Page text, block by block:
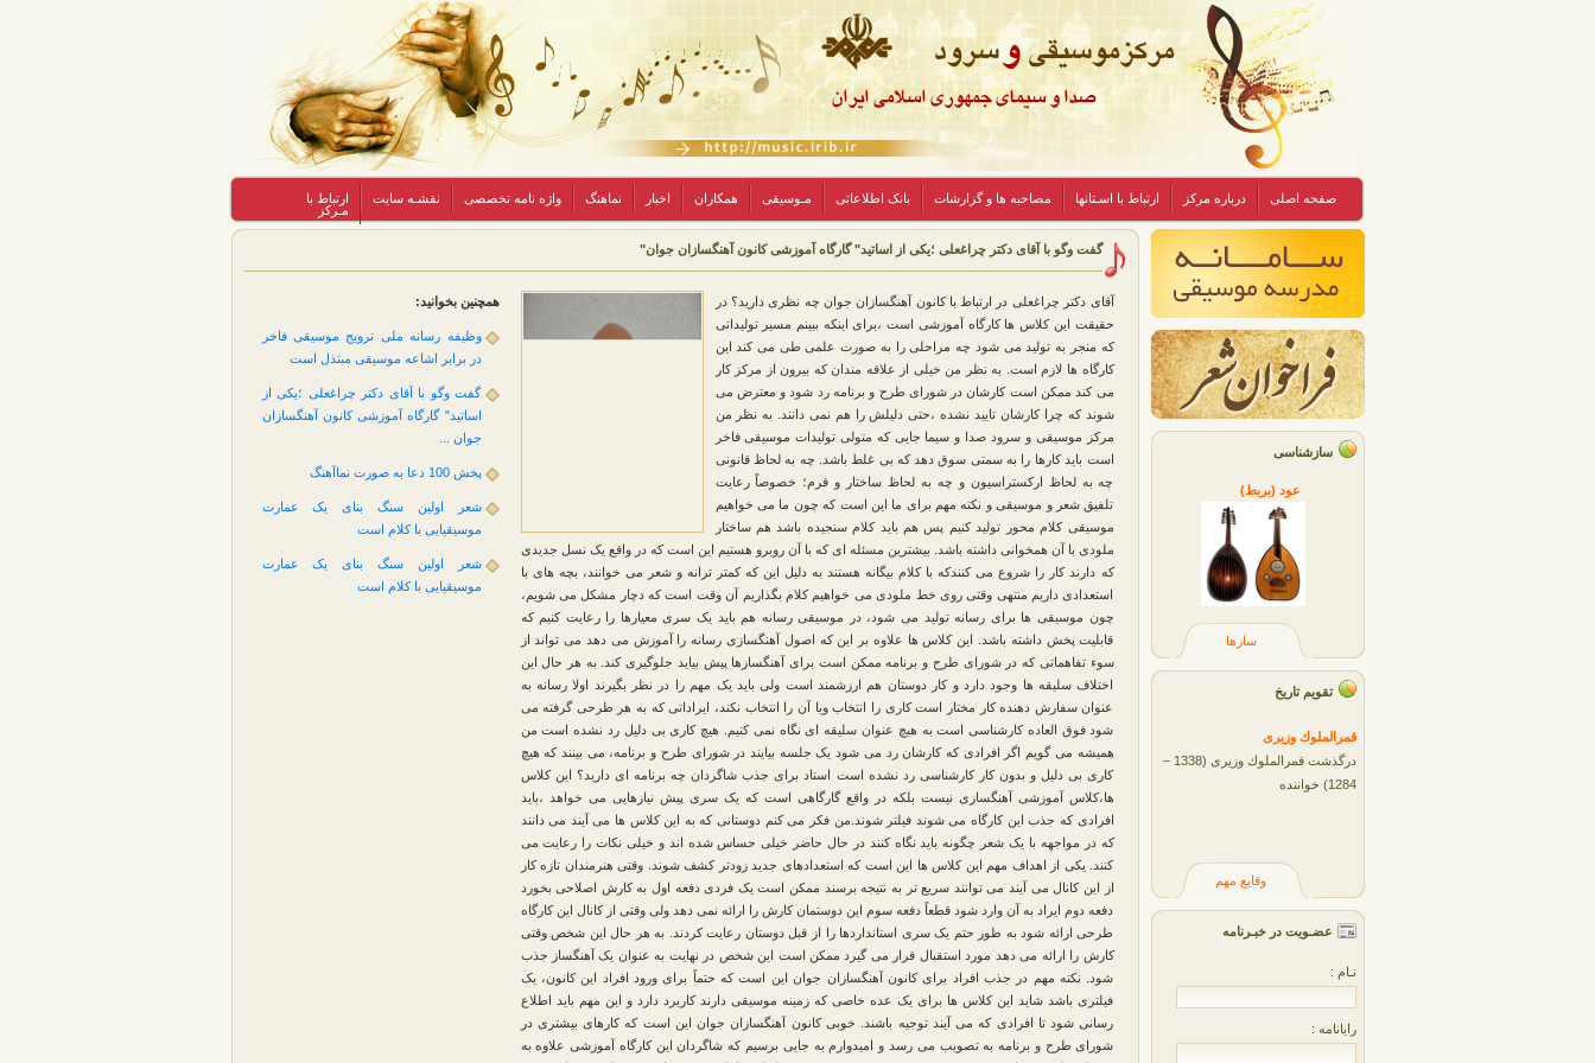
صفحه اصلی درباره مرکز ارتباط با اسـتانها مصاحبه ها و گزارشات بانک اطلاعاتی مـوسیقی همکاران اخبار نماهنگ واژه نامه تخصصی نقشـه سایت
ارتباط با
مـرکز
سازشناسی
عود (بربط)
سازها
تقویم تاریخ
قمرالملوك وزيری
درگذشت قمرالملوك وزیری (1338 –
1284) خواننده
وقایع مهم
عضـویت در خبـرنامه
نـام :
رایانامه :
گفت وگو با آقای دکتر چراغعلی ؛یکی از اساتید" گارگاه آموزشی کانون آهنگسازان جوان"
آقای دکتر چراغعلی در ارتباط با کانون آهنگسازان جوان چه نظری دارید؟ در
حقیقت این کلاس ها کارگاه آموزشی است ،برای اینکه ببینم مسیر تولیداتی
که منجر به تولید می شود چه مراحلی را به صورت علمی طی می کند این
کارگاه ها لازم است. به نظر من خیلی از علاقه مندان که بیرون از مرکز کار
می کند ممکن است کارشان در شورای طرح و برنامه رد شود و معترض می
شوند که چرا کارشان تایید نشده ،حتی دلیلش را هم نمی دانند. به نظر من
مرکز موسیقی و سرود صدا و سیما جایی که متولی تولیدات موسیقی فاخر
است باید کارها را به سمتی سوق دهد که بی غلط باشد. چه به لحاظ قانونی
چه به لحاظ ارکستراسیون و چه به لحاظ ساختار و فرم؛ خصوصاً رعایت
تلفیق شعر و موسیقی و نکته مهم برای ما این است که چون ما می خواهیم
موسیقی کلام محور تولید کنیم پس هم باید کلام سنجیده باشد هم ساختار
ملودی با آن همخوانی داشته باشد. بیشترین مسئله ای که با آن روبرو هستیم این است که در واقع یک نسل جدیدی
که دارند کار را شروع می کنندکه با کلام بیگانه هستند به دلیل این که کمتر ترانه و شعر می خوانند، بچه های با
استعدادی داریم منتهی وقتی روی خط ملودی می خواهیم کلام بگذاریم آن وقت است که دچار مشکل می شویم،
چون موسیقی ها برای رسانه تولید می شود، در موسیقی رسانه هم باید یک سری معیارها را رعایت کنیم که
قابلیت پخش داشته باشد. این کلاس ها علاوه بر این که اصول آهنگسازی رسانه را آموزش می دهد می تواند از
سوء تفاهماتی که در شورای طرح و برنامه ممکن است برای آهنگسازها پیش بیاید جلوگیری کند. به هر حال این
اختلاف سلیقه ها وجود دارد و کار دوستان هم ارزشمند است ولی باید یک مهم را در نظر بگیرند اولا رسانه به
عنوان سفارش دهنده کار مختار است کاری را انتخاب ویا آن را انتخاب نکند، ایراداتی که به هر طرحی گرفته می
شود فوق العاده کارشناسی است به هیچ عنوان سلیقه ای نگاه نمی کنیم. هیچ کاری بی دلیل رد نشده است من
همیشه می گویم اگر افرادی که کارشان رد می شود یک جلسه بیایند در شورای طرح و برنامه، می بینند که هیچ
کاری بی دلیل و بدون کار کارشناسی رد نشده است استاد برای جذب شاگردان چه برنامه ای دارید؟ این کلاس
ها،کلاس آموزشی آهنگسازی نیست بلکه در واقع گارگاهی است که یک سری پیش نیازهایی می خواهد ،باید
افرادی که جذب این کارگاه می شوند فیلتر شوند.من فکر می کنم دوستانی که به این کلاس ها می آیند می دانند
که در مواجهه با یک شعر چگونه باید نگاه کنند در حال حاضر خیلی حساس شده اند و خیلی نکات را رعایت می
کنند. یکی از اهداف مهم این کلاس ها این است که استعدادهای جدید زودتر کشف شوند. وقتی هنرمندان تازه کار
از این کانال می آیند می توانند سریع تر به نتیجه برسند ممکن است یک فردی دفعه اول به کارش اصلاحی بخورد
دفعه دوم ایراد به آن وارد شود قطعاً دفعه سوم این دوستمان کارش را ارائه نمی دهد ولی وقتی از کانال این کارگاه
طرحی ارائه شود به طور حتم یک سری استانداردها را از قبل دوستان رعایت کردند. به هر حال این شخص وقتی
کارش را ارائه می دهد مورد استقبال قرار می گیرد ممکن است این شخص در نهایت به عنوان یک آهنگساز جذب
شود. نکته مهم در جذب افراد برای کانون آهنگسازان جوان این است که حتماً برای ورود افراد این کانون، یک
فیلتری باشد شاید این کلاس ها برای یک عده خاصی که زمینه موسیقی دارند کاربرد دارد و این مهم باید اطلاع
رسانی شود تا افرادی که می آیند توجیه باشند. خوبی کانون آهنگسازان جوان این است که کارهای بیشتری در
شورای طرح و برنامه به تصویب می رسد و امیدوارم به جایی برسیم که شاگردان این کارگاه آموزشی علاوه به
همچنین بخوانید:
وظیفه رسانه ملی ترویج موسیقی فاخر
در برابر اشاعه موسیقی مبتذل است
گفت وگو با آقای دکتر چراغعلی ؛یکی از
اساتید" گارگاه آموزشی کانون آهنگسازان
جوان ...
پخش 100 دعا به صورت نماآهنگ
شعر اولین سنگ بنای یک عمارت
موسیقیایی با کلام است
شعر اولین سنگ بنای یک عمارت
موسیقیایی با کلام است